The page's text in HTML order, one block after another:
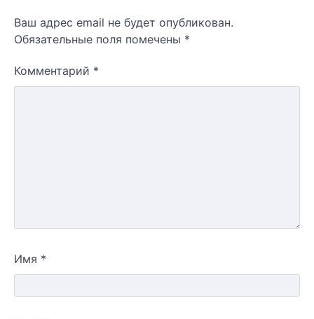
Ваш адрес email не будет опубликован.
Обязательные поля помечены *
Комментарий *
Имя *